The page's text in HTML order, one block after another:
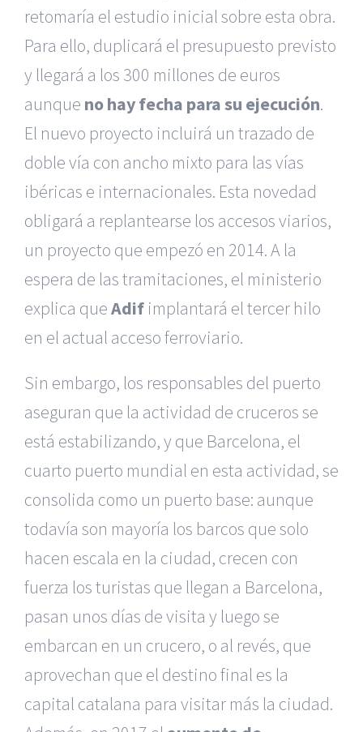
retomaría el estudio inicial sobre esta obra.
Para ello, duplicará el presupuesto previsto
y llegará a los 300 millones de euros
aunque no hay fecha para su ejecución.
El nuevo proyecto incluirá un trazado de
doble vía con ancho mixto para las vías
ibéricas e internacionales. Esta novedad
obligará a replantearse los accesos viarios,
un proyecto que empezó en 2014. A la
espera de las tramitaciones, el ministerio
explica queAdif implantará el tercer hilo
en el actual acceso ferroviario.
Sin embargo, los responsables del puerto
aseguran que la actividad de cruceros se
está estabilizando, y que Barcelona, el
cuarto puerto mundial en esta actividad, se
consolida como un puerto base: aunque
todavía son mayoría los barcos que solo
hacen escala en la ciudad, crecen con
fuerza los turistas que llegan a Barcelona,
pasan unos días de visita y luego se
embarcan en un crucero, o al revés, que
aprovechan que el destino final es la
capital catalana para visitar más la ciudad.